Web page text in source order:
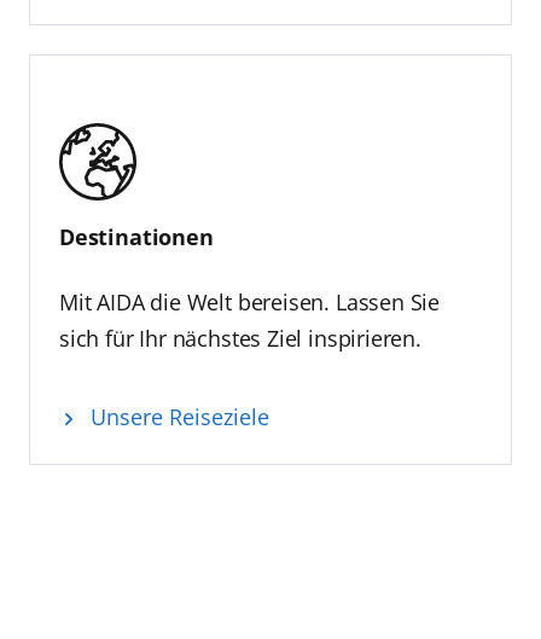
Destinationen
Mit AIDA die Welt bereisen. Lassen Sie
sich für Ihr nächstes Ziel inspirieren.
Unsere Reiseziele